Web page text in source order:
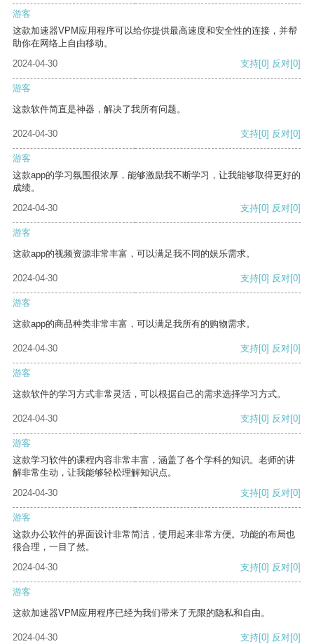
游客
这款加速器VPM应用程序可以给你提供最高速度和安全性的连接，并帮
助你在网络上自由移动。
2024-04-30
支持[0] 反对[0]
游客
这款软件简直是神器，解决了我所有问题。
2024-04-30 支持[0] 反对[0]
游客
这款app的学习氛围很浓厚，能够激励我不断学习，让我能够取得更好的
成绩。
2024-04-30
支持[0] 反对[0]
游客
这款app的视频资源非常丰富，可以满足我不同的娱乐需求。
2024-04-30 支持[0] 反对[0]
游客
这款app的商品种类非常丰富，可以满足我所有的购物需求。
2024-04-30 支持[0] 反对[0]
游客
这款软件的学习方式非常灵活，可以根据自己的需求选择学习方式。
2024-04-30 支持[0] 反对[0]
游客
这款学习软件的课程内容非常丰富，涵盖了各个学科的知识。老师的讲
解非常生动，让我能够轻松理解知识点。
2024-04-30
支持[0] 反对[0]
游客
这款办公软件的界面设计非常简洁，使用起来非常方便。功能的布局也
很合理，一目了然。
2024-04-30
支持[0] 反对[0]
游客
这款加速器VPM应用程序已经为我们带来了无限的隐私和自由。
2024-04-30 支持[0] 反对[0]